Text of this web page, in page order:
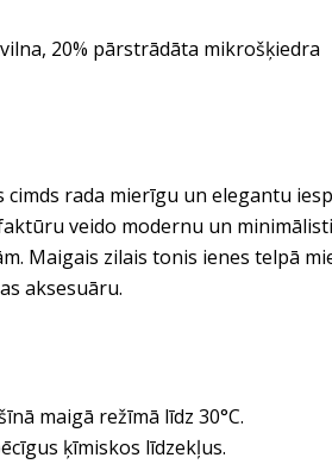
20% pārstrādāta mikrošķiedra
cimds rada mierīgu un elegantu
veido modernu un
Maigais zilais tonis ienes telpā
aksesuāru.
maigā režīmā līdz 30°C.
ķīmiskos līdzekļus.